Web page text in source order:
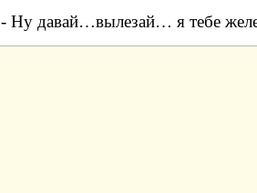
- Ну давай…вылезай… я тебе